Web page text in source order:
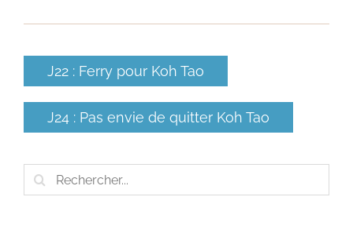
J22 : Ferry pour Koh Tao
J24 : Pas envie de quitter Koh Tao
Rechercher: